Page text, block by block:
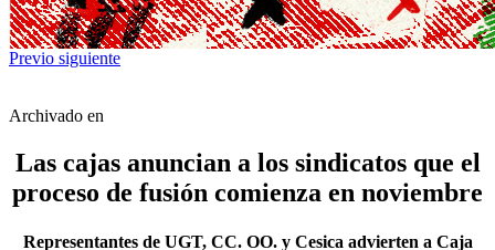
Previo siguiente
Archivado en
Las cajas anuncian a los sindicatos que el
proceso de fusión comienza en noviembre
Representantes de UGT, CC. OO. y Cesica advierten a Caja